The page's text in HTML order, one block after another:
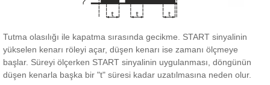
Tutma olasılığı ile kapatma sırasında gecikme. START sinyalinin
yükselen kenarı röleyi açar, düşen kenarı ise zamanı ölçmeye
başlar. Süreyi ölçerken START sinyalinin uygulanması, döngünün
düşen kenarla başka bir "t" süresi kadar uzatılmasına neden olur.